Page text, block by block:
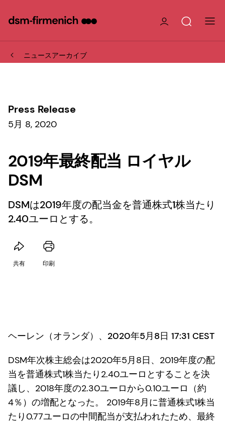
ニュースアーカイブ
Press Release
5月 8, 2020
2019年最終配当 ロイヤル
DSM
DSMは2019年度の配当金を普通株式1株当たり
2.40ユーロとする。
共有 印刷
ヘーレン（オランダ）、2020年5月8日 17:31 CEST
DSM年次株主総会は2020年5月8日、2019年度の配
当を普通株式1株当たり2.40ユーロとすることを決
議し、2018年度の2.30ユーロから0.10ユーロ（約
4％）の増配となった。 2019年8月に普通株式1株当
たり0.77ユーロの中間配当が支払われたため、最終